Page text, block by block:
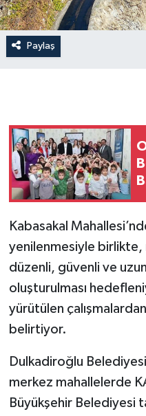
Paylaş
Kabasakal
yenilenmesiyle birlikte,
düzenli, güvenli ve
oluşturulması
yürütülen
belirtiyor.
Dulkadiroğlu
merkez mahallelerde
Büyükşehir Belediyesi